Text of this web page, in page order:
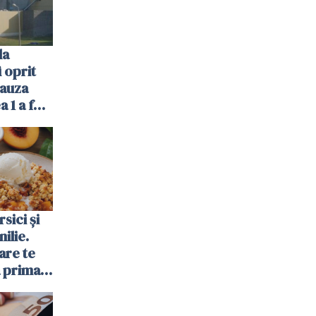
oprit
a fost
și
te
prima